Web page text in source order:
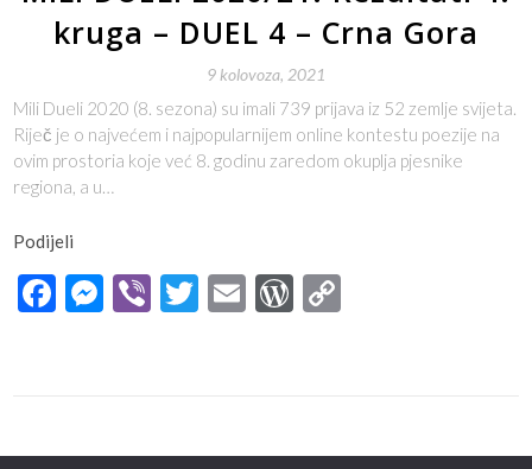
kruga – DUEL 4 – Crna Gora
9 kolovoza, 2021
Mili Dueli 2020 (8. sezona) su imali 739 prijava iz 52 zemlje svijeta.
Riječ je o najvećem i najpopularnijem online kontestu poezije na
ovim prostoria koje već 8. godinu zaredom okuplja pjesnike
regiona, a u…
Podijeli
Facebook
Messenger
ViberTwitter
EmailWordPress